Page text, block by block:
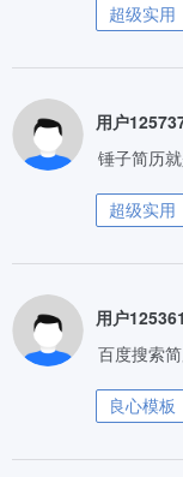
超级实用
用户
锤子简历
超级实用
用户
百度搜索
良心模板